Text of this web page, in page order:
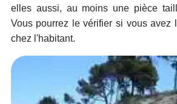
elles aussi, au moins une pièce
Vous pourrez le vérifier si vous avez
chez l'habitant.